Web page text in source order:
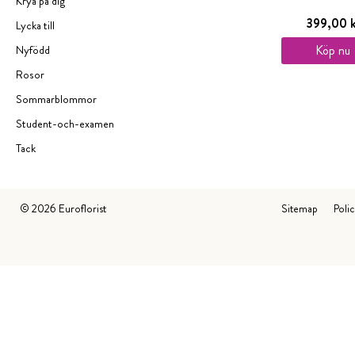
Lycka till
Nyfödd
Rosor
Sommarblommor
Student-och-examen
Tack
399,00
Köp nu
© 2026 Euroflorist Sitemap